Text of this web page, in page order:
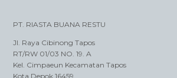
PT. RIASTA BUANA RESTU
Jl. Raya Cibinong Tapos
RT/RW 01/03 NO. 19. A
Kel. Cimpaeun Kecamatan Tapos
Kota Depok 16459